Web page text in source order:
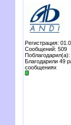
Регистрация:
Сообщений: 509
Поблагодарил(а):
Благодарили 49
сообщениях